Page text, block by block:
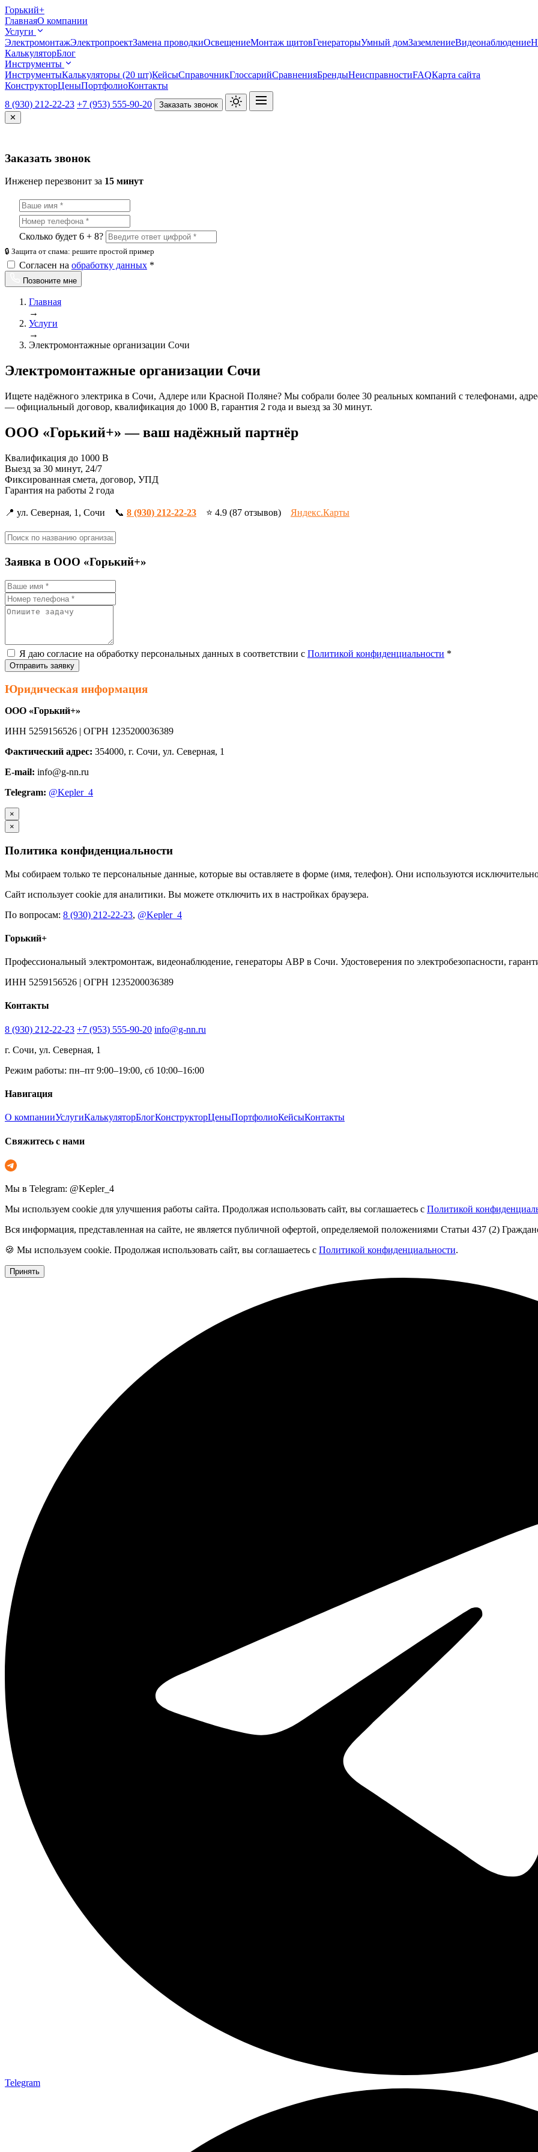
Горький+
ГлавнаяО компании
Услуги
ЭлектромонтажЭлектропроектЗамена проводкиОсвещениеМонтаж щитовГенераторыУмный домЗаземлениеВидеонаблюдение
КалькуляторБлог
Инструменты
ИнструментыКалькуляторы (20 шт)КейсыСправочникГлоссарийСравненияБрендыНеисправностиFAQКарта сайта
КонструкторЦеныПортфолиоКонтакты
8 (930) 212-22-23 +7 (953) 555-90-20
Заказать звонок
✕
Заказать звонок
Инженер перезвонит за 15 минут
Сколько будет 6 + 8?
🔒 Защита от спама: решите простой пример
Согласен на обработку данных *
Позвоните мне
Главная
→
Услуги
→
Электромонтажные организации Сочи
Электромонтажные организации Сочи
Ищете надёжного электрика в Сочи, Адлере или Красной Поляне? Мы собрали более 30 реальных компаний с телефонами,
— официальный договор, квалификация до 1000 В, гарантия 2 года и выезд за 30 минут.
ООО «Горький+» — ваш надёжный партнёр
Квалификация до 1000 В
Выезд за 30 минут, 24/7
Фиксированная смета, договор, УПД
Гарантия на работы 2 года
📍 ул. Северная, 1, Сочи 📞 8 (930) 212-22-23 ⭐ 4.9 (87 отзывов) Яндекс.Карты
Заявка в ООО «Горький+»
Я даю согласие на обработку персональных данных в соответствии с Политикой конфиденциальности *
Отправить заявку
Юридическая информация
ООО «Горький+»
ИНН 5259156526 | ОГРН 1235200036389
Фактический адрес: 354000, г. Сочи, ул. Северная, 1
E-mail: info@g-nn.ru
Telegram: @Kepler_4
×
×
Политика конфиденциальности
Мы собираем только те персональные данные, которые вы оставляете в форме (имя, телефон). Они используются
Сайт использует cookie для аналитики. Вы можете отключить их в настройках браузера.
По вопросам: 8 (930) 212-22-23, @Kepler_4
Горький+
Профессиональный электромонтаж, видеонаблюдение, генераторы АВР в Сочи. Удостоверения по электробезопасности,
ИНН 5259156526 | ОГРН 1235200036389
Контакты
8 (930) 212-22-23 +7 (953) 555-90-20 info@g-nn.ru
г. Сочи, ул. Северная, 1
Режим работы: пн–пт 9:00–19:00, сб 10:00–16:00
Навигация
О компанииУслугиКалькуляторБлогКонструкторЦеныПортфолиоКейсыКонтакты
Свяжитесь с нами
Мы в Telegram: @Kepler_4
Мы используем cookie для улучшения работы сайта. Продолжая использовать сайт, вы соглашаетесь с Политикой
Вся информация, представленная на сайте, не является публичной офертой, определяемой положениями Статьи 437 (2)
🍪 Мы используем cookie. Продолжая использовать сайт, вы соглашаетесь с Политикой конфиденциальности.
Принять
Telegram